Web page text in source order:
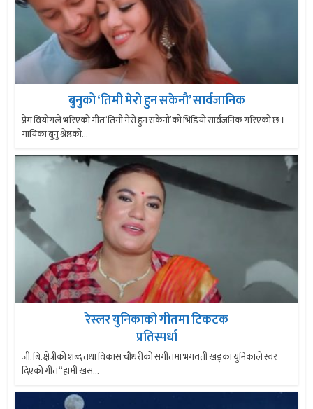
बुनुको ‘तिमी मेरो हुन सकेनौ’ सार्वजानिक
प्रेम वियोगले भरिएको गीत ‘तिमी मेरो हुन सकेनौ’को भिडियो सार्वजनिक गरिएको छ ।
गायिका बुनु श्रेष्ठको...
रेस्लर युनिकाको गीतमा टिकटक
प्रतिस्पर्धा
जी. बि. क्षेत्रीको शब्द तथा विकास चौधरीको संगीतमा भगवती खड्का युनिकाले स्वर
दिएको गीत “हामी खस...